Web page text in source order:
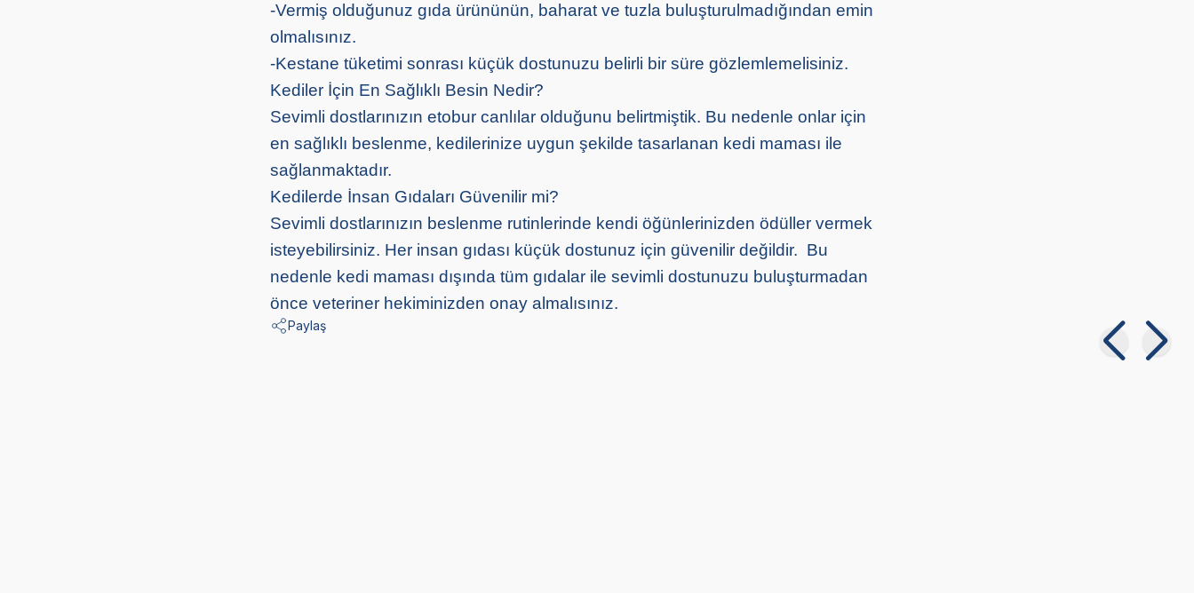
-Vermiş olduğunuz gıda ürününün, baharat ve tuzla buluşturulmadığından emin
olmalısınız.
-Kestane tüketimi sonrası küçük dostunuzu belirli bir süre gözlemlemelisiniz.
Kediler İçin En Sağlıklı Besin Nedir?
Sevimli dostlarınızın etobur canlılar olduğunu belirtmiştik. Bu nedenle onlar için
en sağlıklı beslenme, kedilerinize uygun şekilde tasarlanan kedi maması ile
sağlanmaktadır.
Kedilerde İnsan Gıdaları Güvenilir mi?
Sevimli dostlarınızın beslenme rutinlerinde kendi öğünlerinizden ödüller vermek
isteyebilirsiniz. Her insan gıdası küçük dostunuz için güvenilir değildir. Bu
nedenle kedi maması dışında tüm gıdalar ile sevimli dostunuzu buluşturmadan
önce veteriner hekiminizden onay almalısınız.
Paylaş